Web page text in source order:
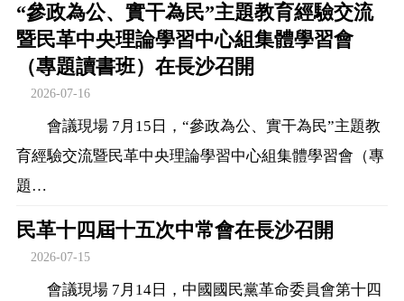
“參政為公、實干為民”主題教育經驗交流
暨民革中央理論學習中心組集體學習會
（專題讀書班）在長沙召開
2026-07-16
會議現場 7月15日，“參政為公、實干為民”主題教
育經驗交流暨民革中央理論學習中心組集體學習會（專
題…
民革十四屆十五次中常會在長沙召開
2026-07-15
會議現場 7月14日，中國國民黨革命委員會第十四